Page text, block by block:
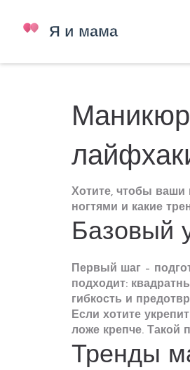
Хотите, чтобы ваши
ногтями и какие
Базовый
Первый шаг –
подходит:
гибкость и
Если хотите
ложе крепче. Такой
Тренды